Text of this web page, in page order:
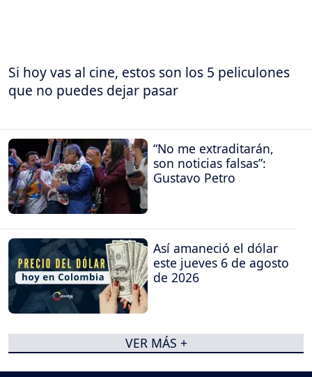
Si hoy vas al cine, estos son los 5 peliculones
que no puedes dejar pasar
“No me extraditarán,
son noticias falsas”:
Gustavo Petro
Así amaneció el dólar
este jueves 6 de agosto
de 2026
VER MÁS +